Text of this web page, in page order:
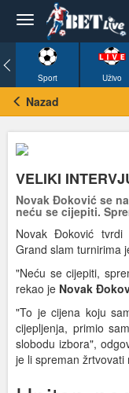
Sport Uživo
Nazad
VELIKI
Novak Đoković se
neću se cijepiti.
Novak Đoković
Grand slam turnirima
"Neću se cijepiti,
rekao je Novak
"To je cijena koju
cijepljenja, primio
slobodu izbora",
je li spreman